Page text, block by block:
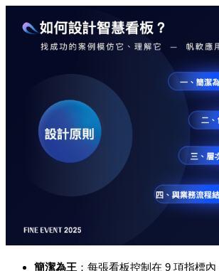
簡潔為王 ：每張看板控制在 9 項指標內